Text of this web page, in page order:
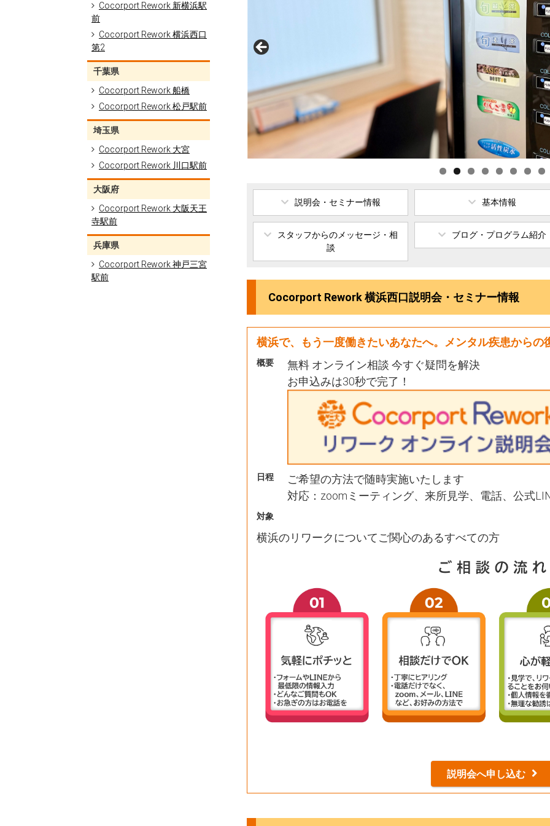
説明会・セミナー情報 基本情報
スタッフからのメッセージ・相
談
ブログ・プログラム紹介
Cocorport Rework 横浜西口説明会・セミナー情報
横浜で、もう一度働きたいあなたへ。メンタル疾患からの
概要
無料 オンライン相談 今すぐ疑問を解決
お申込みは30秒で完了！
日程
ご希望の方法で随時実施いたします
対応：zoomミーティング、来所見学、電話、公式
対象
横浜のリワークについてご関心のあるすべての方
説明会へ申し込む
Cocorport Rework 新横浜駅
前
Cocorport Rework 横浜西口
第2
千葉県
Cocorport Rework 船橋
Cocorport Rework 松戸駅前
埼玉県
Cocorport Rework 大宮
Cocorport Rework 川口駅前
大阪府
Cocorport Rework 大阪天王
寺駅前
兵庫県
Cocorport Rework 神戸三宮
駅前